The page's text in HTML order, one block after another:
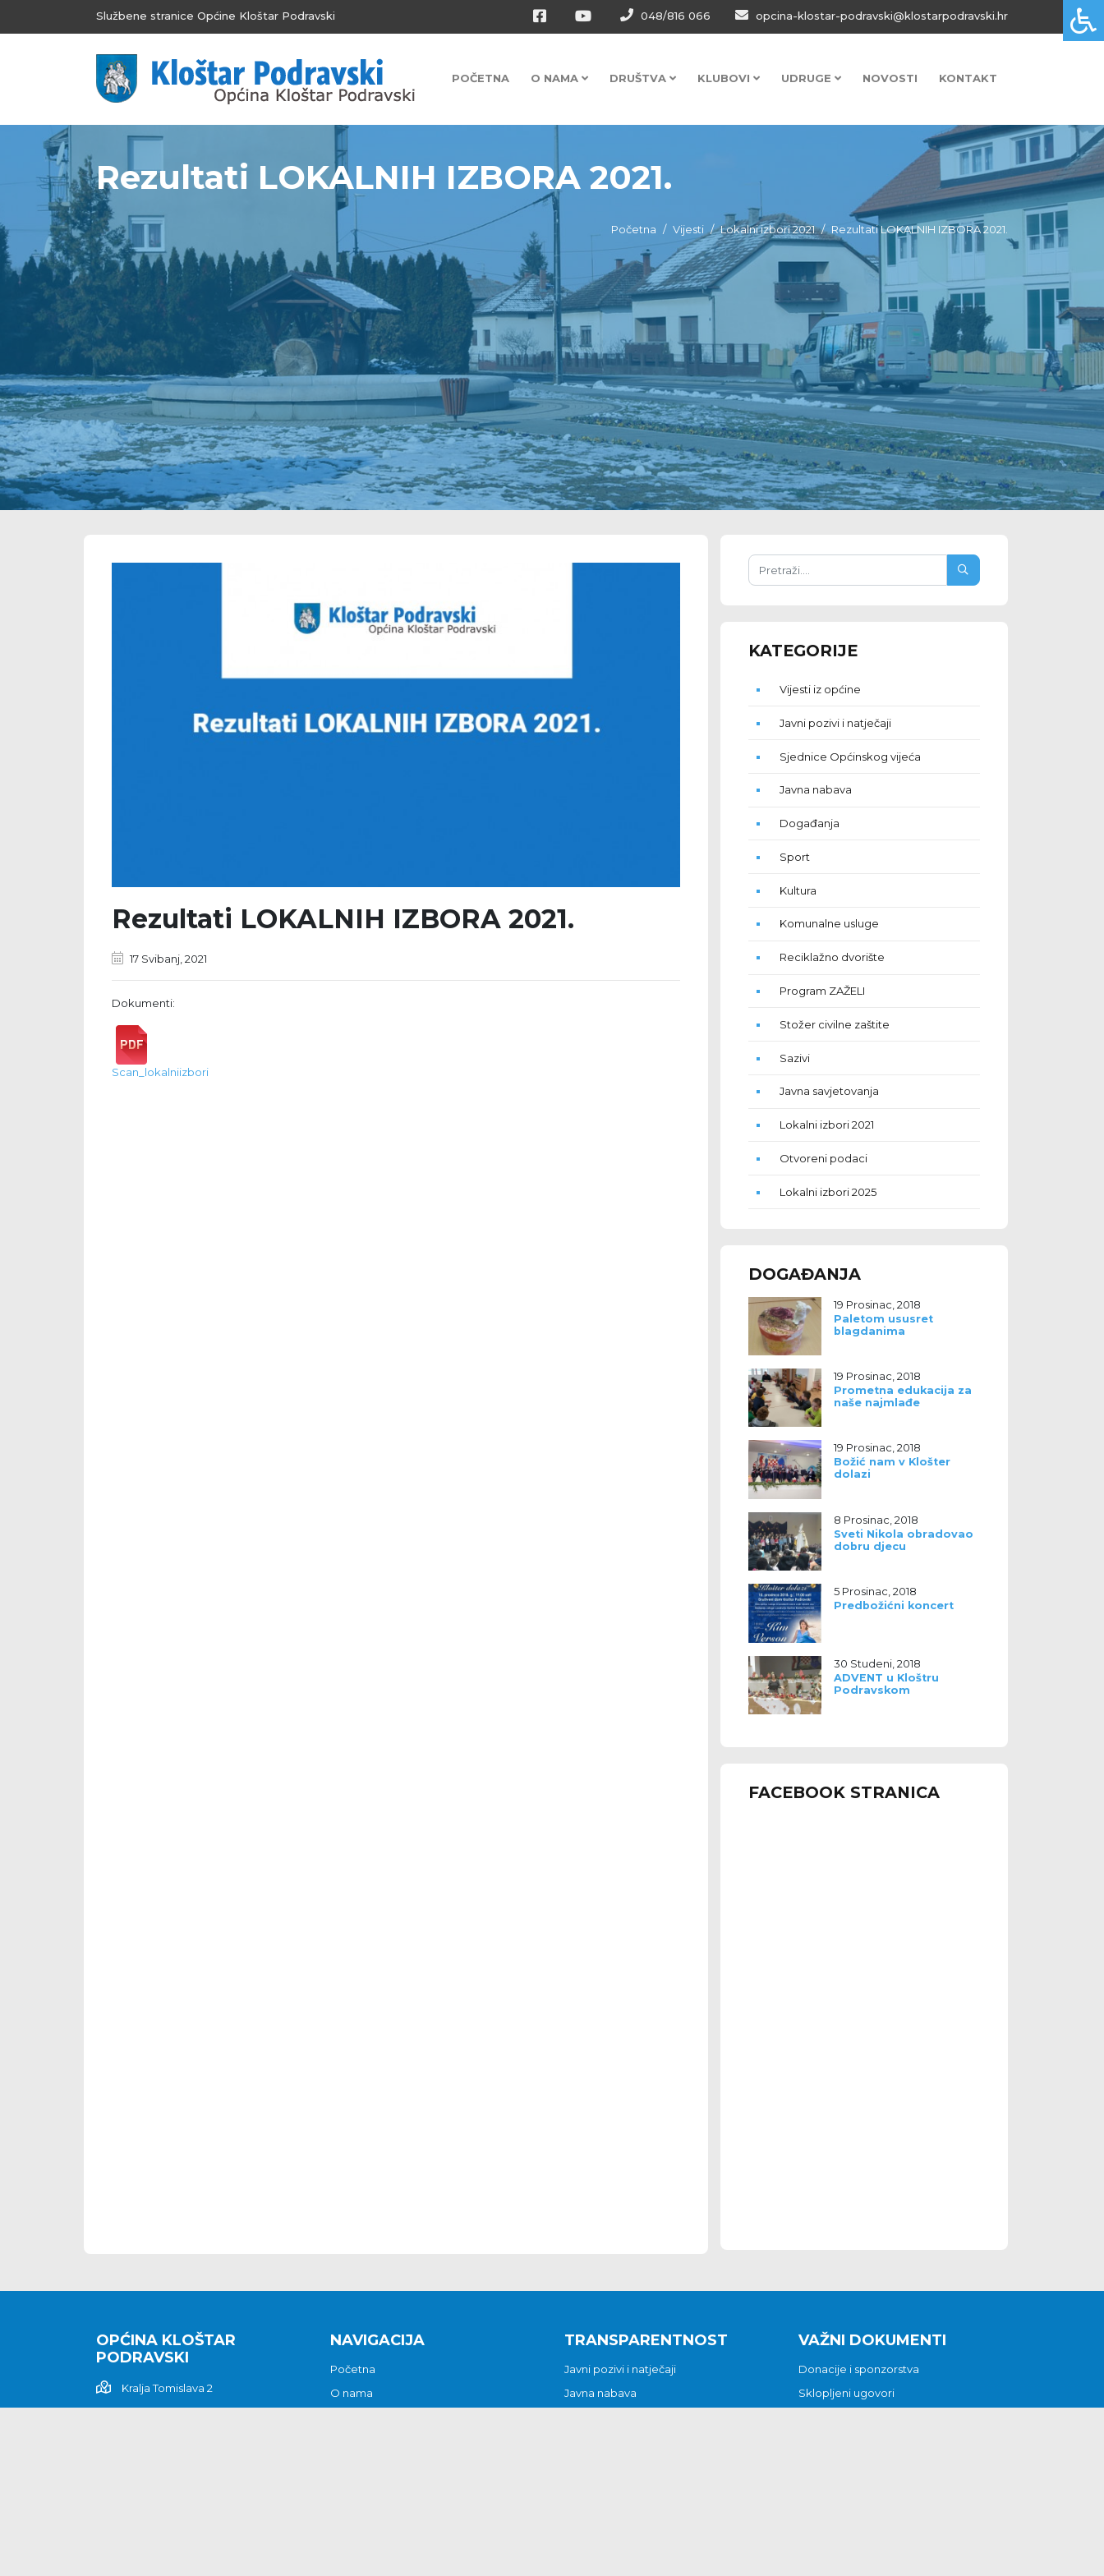
Službene stranice Općine Kloštar Podravski 048/816 066 opcina-klostar-podravski@klostarpodravski.hr
POČETNA O NAMA DRUŠTVA KLUBOVI UDRUGE NOVOSTI KONTAKT
Rezultati LOKALNIH IZBORA 2021.
Početna Vijesti Lokalni izbori 2021 Rezultati LOKALNIH IZBORA 2021.
Rezultati LOKALNIH IZBORA 2021.
17 Svibanj, 2021
Dokumenti:
Scan_lokalniizbori
KATEGORIJE
Vijesti iz općine
Javni pozivi i natječaji
Sjednice Općinskog vijeća
Javna nabava
Događanja
Sport
Kultura
Komunalne usluge
Reciklažno dvorište
Program ZAŽELI
Stožer civilne zaštite
Sazivi
Javna savjetovanja
Lokalni izbori 2021
Otvoreni podaci
Lokalni izbori 2025
DOGAĐANJA
19 Prosinac, 2018
Paletom ususret
blagdanima
19 Prosinac, 2018
Prometna edukacija za
naše najmlađe
19 Prosinac, 2018
Božić nam v Klošter
dolazi
8 Prosinac, 2018
Sveti Nikola obradovao
dobru djecu
5 Prosinac, 2018
Predbožićni koncert
30 Studeni, 2018
ADVENT u Kloštru
Podravskom
FACEBOOK STRANICA
OPĆINA KLOŠTAR
PODRAVSKI
Kralja Tomislava 2
NAVIGACIJA
Početna
O nama
TRANSPARENTNOST
Javni pozivi i natječaji
Javna nabava
VAŽNI DOKUMENTI
Donacije i sponzorstva
Sklopljeni ugovori